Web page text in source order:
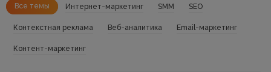
Все темы Интернет-маркетинг SMM SEO
Контекстная реклама Веб-аналитика Email-маркетинг
Контент-маркетинг